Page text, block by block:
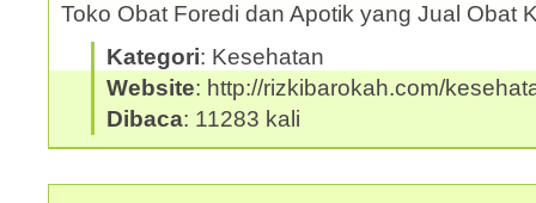
Toko Obat Foredi dan Apotik yang Jual Obat
Kategori: Kesehatan
Website: http://rizkibarokah.com/
Dibaca: 11283 kali